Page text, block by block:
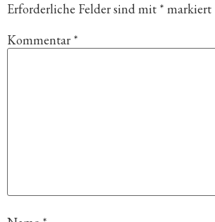
Erforderliche Felder sind mit * markiert
Kommentar *